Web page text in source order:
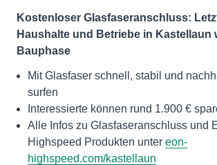
Kostenloser Glasfaseranschluss:
Haushalte und Betriebe in Kastellaun
Bauphase
Mit Glasfaser schnell, stabil und
surfen
Interessierte können rund 1.900 €
Alle Infos zu Glasfaseranschluss und
Highspeed Produkten unter eon-
highspeed.com/kastellaun